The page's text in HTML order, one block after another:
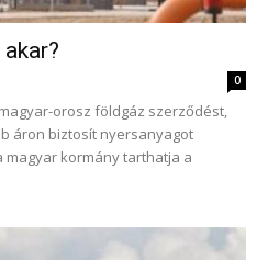
0
orosz földgáz szerződést,
áron biztosít nyersanyagot
magyar kormány tarthatja a